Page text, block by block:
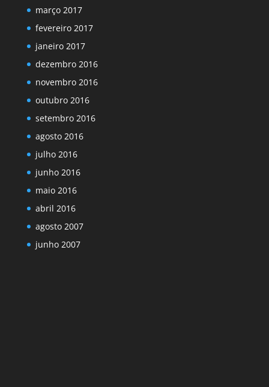
março 2017
fevereiro 2017
janeiro 2017
dezembro 2016
novembro 2016
outubro 2016
setembro 2016
agosto 2016
julho 2016
junho 2016
maio 2016
abril 2016
agosto 2007
junho 2007